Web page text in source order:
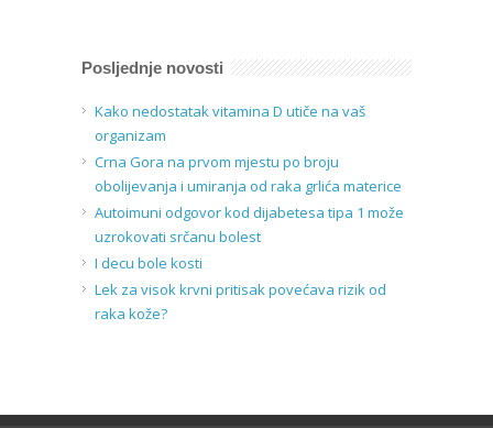
Posljednje novosti
Kako nedostatak vitamina D utiče na vaš
organizam
Crna Gora na prvom mjestu po broju
obolijevanja i umiranja od raka grlića materice
Autoimuni odgovor kod dijabetesa tipa 1 može
uzrokovati srčanu bolest
I decu bole kosti
Lek za visok krvni pritisak povećava rizik od
raka kože?